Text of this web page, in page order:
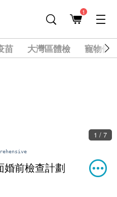
1
苗 大灣區體檢 寵物健
2 / 7
婚前檢查計劃